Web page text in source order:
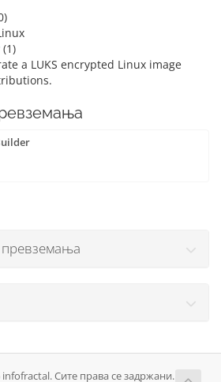
(1)
a LUKS encrypted Linux image
превземања
Сите права се задржани.